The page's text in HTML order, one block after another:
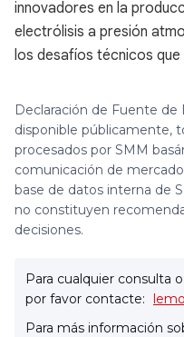
innovadores en la
electrólisis a presión
los desafíos técnicos que
Declaración de Fuente
disponible públicamente,
procesados por SMM
comunicación de
base de datos interna de
no constituyen
decisiones.
Para cualquier consulta
por favor contacte:
Para más información